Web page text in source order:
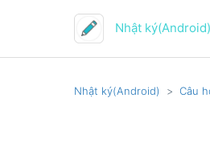
Nhật ký(Android)
Nhật ký(Android) Câu